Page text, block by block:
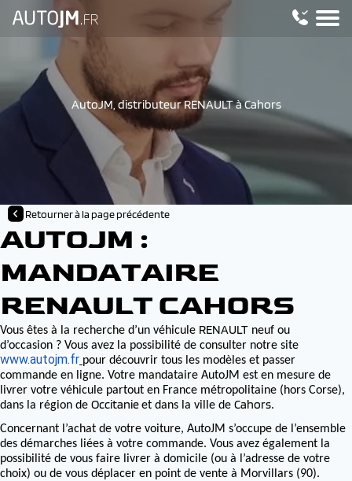
AutoJM, distributeur RENAULT à Cahors
Retourner à la page précédente
AUTOJM :
MANDATAIRE
RENAULT CAHORS
Vous êtes à la recherche d’un véhicule RENAULT neuf ou
d’occasion ? Vous avez la possibilité de consulter notre site
www.autojm.fr pour découvrir tous les modèles et passer
commande en ligne. Votre mandataire AutoJM est en mesure de
livrer votre véhicule partout en France métropolitaine (hors Corse),
dans la région de Occitanieet dans la ville de Cahors.
Concernant l’achat de votre voiture, AutoJM s’occupe de l’ensemble
des démarches liées à votre commande. Vous avez également la
possibilité de vous faire livrer à domicile (ou à l’adresse de votre
choix) ou de vous déplacer en point de vente à Morvillars (90).